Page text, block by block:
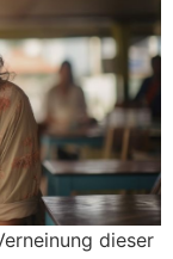
dieser